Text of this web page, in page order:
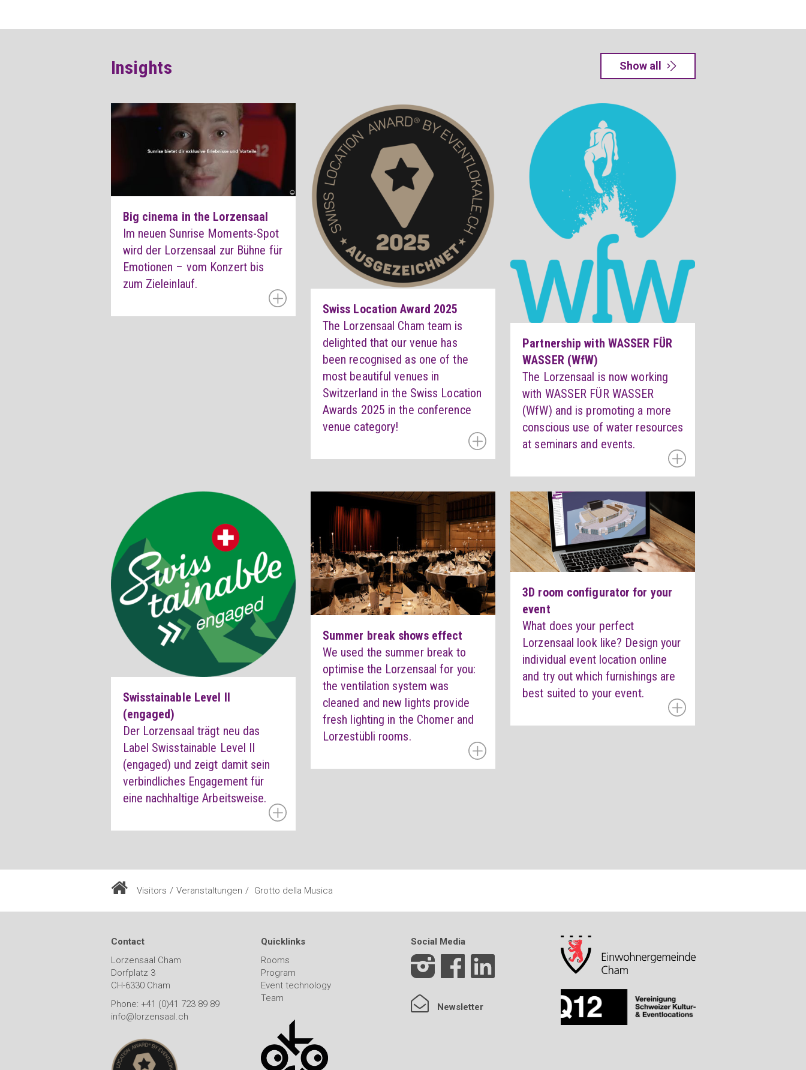
Insights Show all
Big cinema in the Lorzensaal
Im neuen Sunrise Moments-Spot
wird der Lorzensaal zur Bühne für
Emotionen – vom Konzert bis
zum Zieleinlauf.
Swiss Location Award 2025
The Lorzensaal Cham team is
delighted that our venue has
been recognised as one of the
most beautiful venues in
Switzerland in the Swiss Location
Awards 2025 in the conference
venue category!
Partnership with WASSER FÜR
WASSER (WfW)
The Lorzensaal is now working
with WASSER FÜR WASSER
(WfW) and is promoting a more
conscious use of water resources
at seminars and events.
Swisstainable Level II
(engaged)
Der Lorzensaal trägt neu das
Label Swisstainable Level II
(engaged) und zeigt damit sein
verbindliches Engagement für
eine nachhaltige Arbeitsweise.
Summer break shows effect
We used the summer break to
optimise the Lorzensaal for you:
the ventilation system was
cleaned and new lights provide
fresh lighting in the Chomer and
Lorzestübli rooms.
3D room configurator for your
event
What does your perfect
Lorzensaal look like? Design your
individual event location online
and try out which furnishings are
best suited to your event.
Visitors Veranstaltungen Grotto della Musica
Contact
Lorzensaal Cham
Dorfplatz 3
CH-6330 Cham
Phone: +41 (0)41 723 89 89
info@lorzensaal.ch
Quicklinks
Rooms
Program
Event technology
Team
Social Media
Newsletter